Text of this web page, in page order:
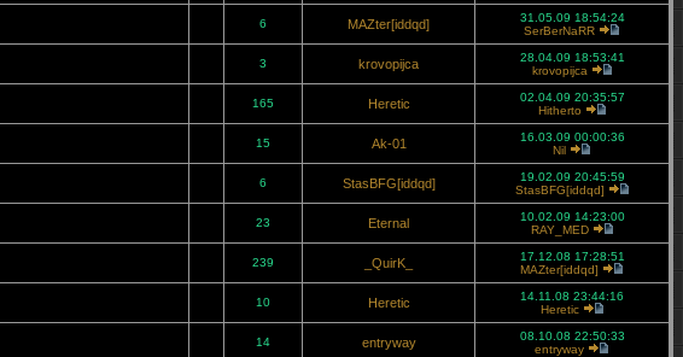
6 MAZter[iddqd]
31.05.09 18:54:24
SerBerNaRR
3 krovopijca
28.04.09 18:53:41
krovopijca
165 Heretic
02.04.09 20:35:57
Hitherto
15 Ak-01
16.03.09 00:00:36
Nil
6 StasBFG[iddqd]
19.02.09 20:45:59
StasBFG[iddqd]
23 Eternal
10.02.09 14:23:00
RAY_MED
239 _QuirK_
17.12.08 17:28:51
MAZter[iddqd]
10 Heretic
14.11.08 23:44:16
Heretic
14 entryway
08.10.08 22:50:33
entryway